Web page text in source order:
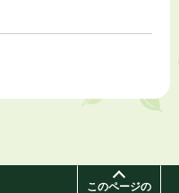
このページの